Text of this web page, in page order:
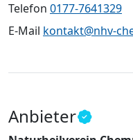
Telefon 0177-7641329
E-Mail kontakt@nhv-
Anbieter